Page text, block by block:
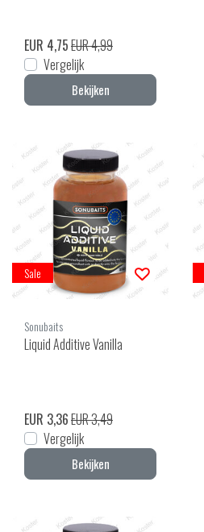
EUR 4,75EUR 4,99
Vergelijk
Bekijken
Sale
Sonubaits
Liquid Additive Vanilla
EUR 3,36EUR 3,49
Vergelijk
Bekijken